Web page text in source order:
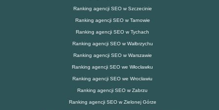
Ranking agencji SEO w Szczecinie
Ranking agencji SEO w Tarnowie
Ranking agencji SEO w Tychach
Ranking agencji SEO w Wałbrzychu
Ranking agencji SEO w Warszawie
Ranking agencji SEO we Włocławku
Ranking agencji SEO we Wrocławiu
Ranking agencji SEO w Zabrzu
Ranking agencji SEO w Zielonej Górze